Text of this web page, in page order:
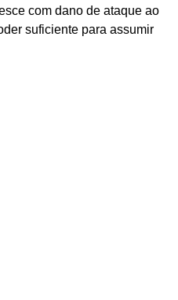
com dano de ataque ao
suficiente para assumir